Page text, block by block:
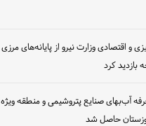
و اقتصادی وزارت نیرو از پایانه‌های مرزی
بازدید کرد
آب‌بهای صنایع پتروشیمی و منطقه ویژه
حاصل شد